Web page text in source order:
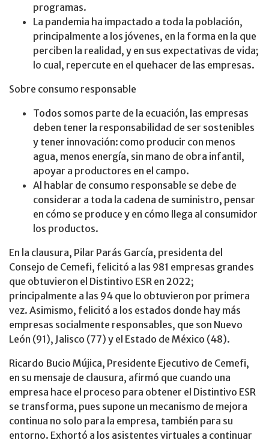
programas.
La pandemia ha impactado a toda la población,
principalmente a los jóvenes, en la forma en la que
perciben la realidad, y en sus expectativas de vida;
lo cual, repercute en el quehacer de las empresas.
Sobre consumo responsable
Todos somos parte de la ecuación, las empresas
deben tener la responsabilidad de ser sostenibles
y tener innovación: como producir con menos
agua, menos energía, sin mano de obra infantil,
apoyar a productores en el campo.
Al hablar de consumo responsable se debe de
considerar a toda la cadena de suministro, pensar
en cómo se produce y en cómo llega al consumidor
los productos.
En la clausura, Pilar Parás García, presidenta del
Consejo de Cemefi, felicitó a las 981 empresas grandes
que obtuvieron el Distintivo ESR en 2022;
principalmente a las 94 que lo obtuvieron por primera
vez. Asimismo, felicitó a los estados donde hay más
empresas socialmente responsables, que son Nuevo
León (91), Jalisco (77) y el Estado de México (48).
Ricardo Bucio Mújica, Presidente Ejecutivo de Cemefi,
en su mensaje de clausura, afirmó que cuando una
empresa hace el proceso para obtener el Distintivo ESR
se transforma, pues supone un mecanismo de mejora
continua no solo para la empresa, también para su
entorno. Exhortó a los asistentes virtuales a continuar